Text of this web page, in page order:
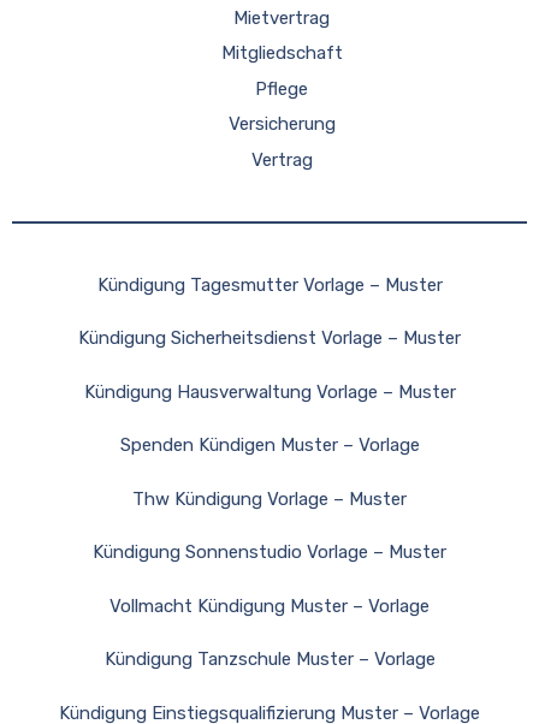
Mietvertrag
Mitgliedschaft
Pflege
Versicherung
Vertrag
Kündigung Tagesmutter Vorlage – Muster
Kündigung Sicherheitsdienst Vorlage – Muster
Kündigung Hausverwaltung Vorlage – Muster
Spenden Kündigen Muster – Vorlage
Thw Kündigung Vorlage – Muster
Kündigung Sonnenstudio Vorlage – Muster
Vollmacht Kündigung Muster – Vorlage
Kündigung Tanzschule Muster – Vorlage
Kündigung Einstiegsqualifizierung Muster – Vorlage